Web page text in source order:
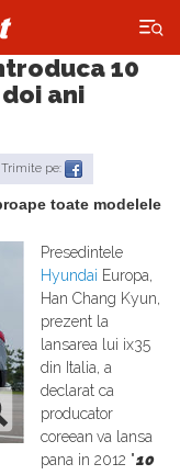
×
10
ani
Trimite pe:
toate modelele
Presedintele
Hyundai Europa,
Han Chang Kyun,
prezent la
lansarea lui ix35
din Italia, a
declarat ca
producator
coreean va lansa
pana in 2012 "10